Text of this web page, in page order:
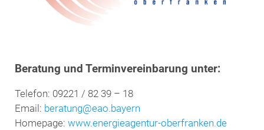
Beratung und Terminvereinbarung unter:
Telefon: 09221 / 82 39 – 18
Email: beratung@eao.bayern
Homepage: www.energieagentur-oberfranken.de